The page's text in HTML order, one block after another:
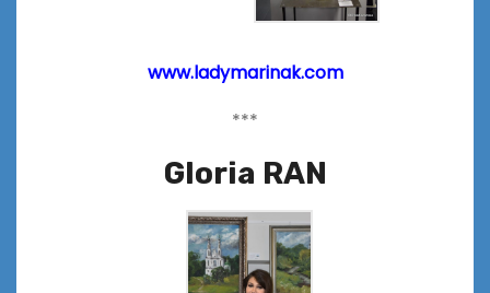
www.ladymarinak.com
***
Gloria RAN